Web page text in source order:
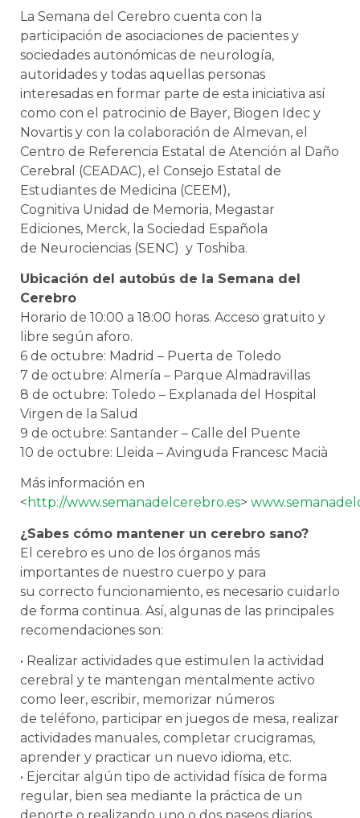
La Semana del Cerebro cuenta con la
participación de asociaciones de pacientes y
sociedades autonómicas de neurología,
autoridades y todas aquellas personas
interesadas en formar parte de esta iniciativa así
como con el patrocinio de Bayer, Biogen Idec y
Novartis y con la colaboración de Almevan, el
Centro de Referencia Estatal de Atención al Daño
Cerebral (CEADAC), el Consejo Estatal de
Estudiantes de Medicina (CEEM),
Cognitiva Unidad de Memoria, Megastar
Ediciones, Merck, la Sociedad Española
de Neurociencias (SENC) y Toshiba.
Ubicación del autobús de la Semana del
Cerebro
Horario de 10:00 a 18:00 horas. Acceso gratuito y
libre según aforo.
6 de octubre: Madrid – Puerta de Toledo
7 de octubre: Almería – Parque Almadravillas
8 de octubre: Toledo – Explanada del Hospital
Virgen de la Salud
9 de octubre: Santander – Calle del Puente
10 de octubre: Lleida – Avinguda Francesc Macià
Más información en
< http://www.semanadelcerebro.es>
¿Sabes cómo mantener un cerebro sano?
El cerebro es uno de los órganos más
importantes de nuestro cuerpo y para
su correcto funcionamiento, es necesario cuidarlo
de forma continua. Así, algunas de las principales
recomendaciones son:
• Realizar actividades que estimulen la actividad
cerebral y te mantengan mentalmente activo
como leer, escribir, memorizar números
de teléfono, participar en juegos de mesa, realizar
actividades manuales, completar crucigramas,
aprender y practicar un nuevo idioma, etc.
• Ejercitar algún tipo de actividad física de forma
regular, bien sea mediante la práctica de un